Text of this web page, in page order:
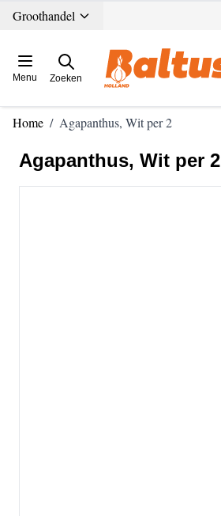
Ga direct door naar de inhoud
Groothandel
Menu Zoeken
Home / Agapanthus, Wit per 2
Agapanthus, Wit per 2